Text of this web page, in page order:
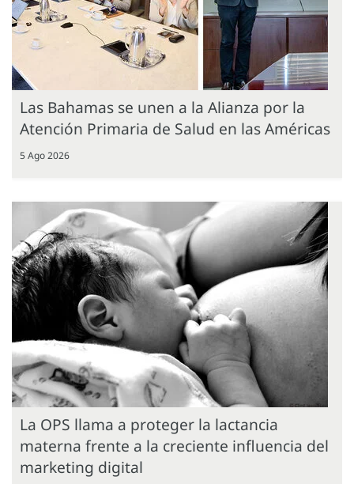
Las Bahamas se unen a la Alianza por la
Atención Primaria de Salud en las Américas
5 Ago 2026
La OPS llama a proteger la lactancia
materna frente a la creciente influencia del
marketing digital